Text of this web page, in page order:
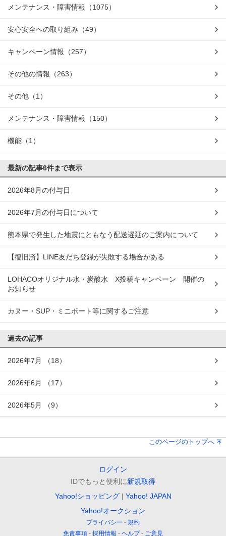
メンテナンス・障害情報 （1075）
安心安全への取り組み （49）
キャンペーン情報 （257）
その他の情報 （263）
その他 （1）
メンテナンス・障害情報 （150）
機能 （1）
最新の記事6件まで表示
2026年8月の付与日
2026年7月の付与日について
熊本県で発生した地震にともなう配送遅延のご案内について
【復旧済】LINE友だち登録が失敗する場合がある
LOHACOオリジナル水・炭酸水 X投稿キャンペーン 開催の
お知らせ
カヌー・SUP・ミニボート等に関するご注意
過去の記事
2026年7月 （18）
2026年6月 （17）
2026年5月 （9）
このページのトップへ
ログイン
IDでもっと便利に新規取得
Yahoo!ショッピング
Yahoo! JAPAN
Yahoo!オークション
プライバシー
規約
免責事項
採用情報 ヘルプ ご意見